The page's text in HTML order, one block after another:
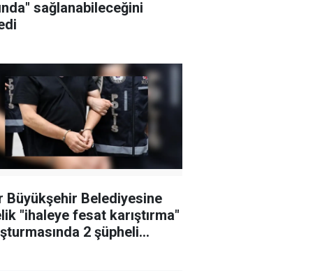
sağlanabileceğini
Büyükşehir Belediyesine
"ihaleye fesat karıştırma"
2 şüpheli